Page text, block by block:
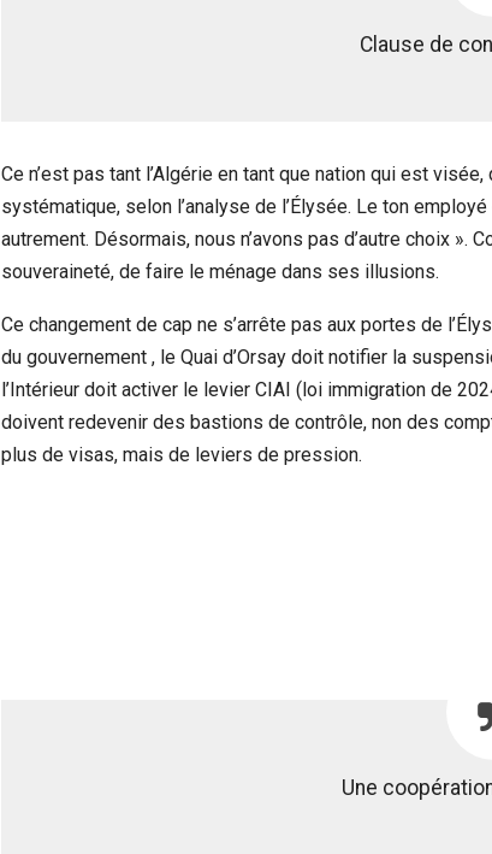
Clause de
Ce n’est pas tant l’Algérie en tant que nation qui est
systématique, selon l’analyse de l’Élysée. Le ton
autrement. Désormais, nous n’avons pas d’autre choix ».
souveraineté, de faire le ménage dans ses illusions.
Ce changement de cap ne s’arrête pas aux portes de
du gouvernement , le Quai d’Orsay doit notifier la
l’Intérieur doit activer le levier CIAI (loi immigration de
doivent redevenir des bastions de contrôle, non des
plus de visas, mais de leviers de pression.
Une